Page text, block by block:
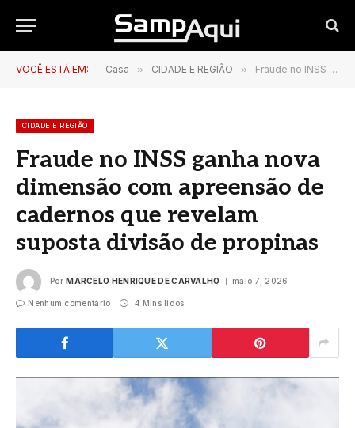
VOCÊ ESTÁ EM: Casa » CIDADE E REGIÃO » Fraude no INSS ganha nova dimensão com apreensão de cadernos que revelam suposta divisão de propinas
CIDADE E REGIÃO
Fraude no INSS ganha nova
dimensão com apreensão de
cadernos que revelam
suposta divisão de propinas
Por MARCELO HENRIQUE DE CARVALHO maio 7, 2026
Nenhum comentário 4 Mins lidos